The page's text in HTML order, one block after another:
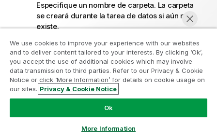
Especifique un nombre de carpeta. La carpeta
se creará durante la tarea de datos si aún no
existe.
N
o
t
a
i
El nombre de la carpeta no puede
incluir caracteres especiales (por
ejemplo, @, #, !, etc.).
Definiciones de tabla
estándar que aparecen por defecto en las vistas
We use cookies to improve your experience with our websites
and to deliver content tailored to your interests. By clicking ‘Ok’,
you accept the use of additional cookies which may involve
data transmission to third parties. Refer to our Privacy & Cookie
Notice or click ‘More Information’ for details on cookie usage on
our sites. Privacy & Cookie Notice
Ok
More Information